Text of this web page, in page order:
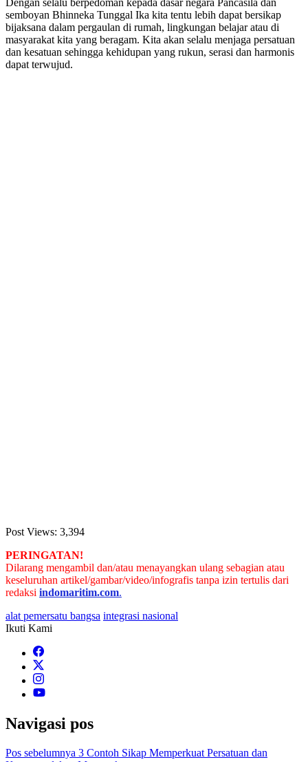
semboyan Bhinneka Tunggal Ika kita tentu lebih dapat bersikap
bijaksana dalam pergaulan di rumah, lingkungan belajar atau di
masyarakat kita yang beragam. Kita akan selalu menjaga persatuan
dan kesatuan sehingga kehidupan yang rukun, serasi dan harmonis
dapat terwujud.
Post Views: 3,394
PERINGATAN!
Dilarang mengambil dan/atau menayangkan ulang sebagian atau
keseluruhan artikel/gambar/video/infografis tanpa izin tertulis dari
redaksi indomaritim.com.
alat pemersatu bangsa integrasi nasional
Ikuti Kami
Navigasi pos
Pos sebelumnya 3 Contoh Sikap Memperkuat Persatuan dan